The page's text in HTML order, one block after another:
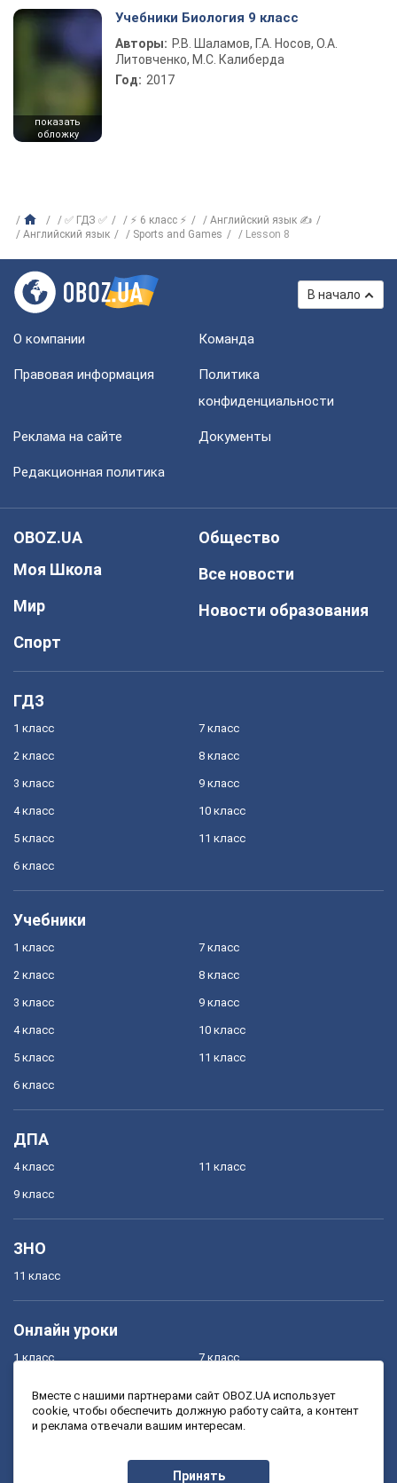
показать
обложку
Учебники Биология 9 класс
Авторы: Р.В. Шаламов, Г.А. Носов, О.А.
Литовченко, М.С. Калиберда
Год: 2017
✅ ГДЗ ✅ ⚡ 6 класс ⚡
Английский язык ✍
Английский язык
Sports and Games Lesson 8
В начало
О компании Команда
Правовая информация
Политика
конфиденциальности
Реклама на сайте Документы
Редакционная политика
OBOZ.UA
Моя Школа
Мир
Спорт
Общество
Все новости
Новости образования
ГДЗ
1 класс
2 класс
3 класс
4 класс
5 класс
6 класс
7 класс
8 класс
9 класс
10 класс
11 класс
Учебники
1 класс
2 класс
3 класс
4 класс
5 класс
6 класс
7 класс
8 класс
9 класс
10 класс
11 класс
ДПА
4 класс
9 класс
11 класс
ЗНО
11 класс
Онлайн уроки
1 класс
3 класс
7 класс
9 класс
Вместе с нашими партнерами сайт OBOZ.UA использует
cookie, чтобы обеспечить должную работу сайта, а контент
и реклама отвечали вашим интересам.
Принять